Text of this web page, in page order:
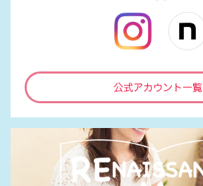
公式アカウント一覧